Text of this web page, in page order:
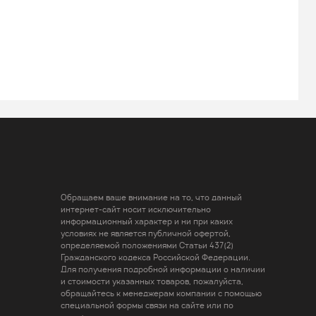
Обращаем ваше внимание на то, что данный
интернет-сайт носит исключительно
информационный характер и ни при каких
условиях не является публичной офертой,
определяемой положениями Статьи 437(2)
Гражданского кодекса Российской Федерации.
Для получения подробной информации о наличии
и стоимости указанных товаров, пожалуйста,
обращайтесь к менеджерам компании с помощью
специальной формы связи на сайте или по